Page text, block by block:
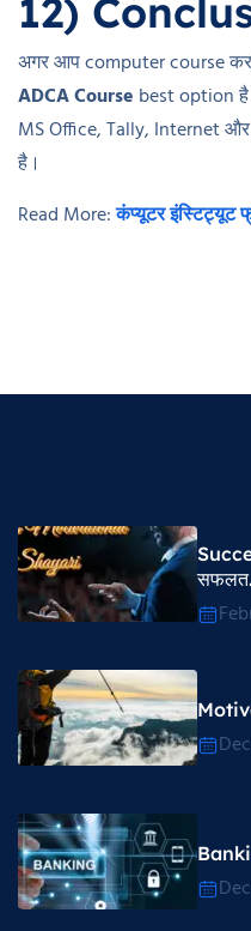
12)
अगर आप computer course
ADCA Course best option
MS Office, Tally, Internet
है।
Read More:कंप्यूटर इंस्टिट्यूट